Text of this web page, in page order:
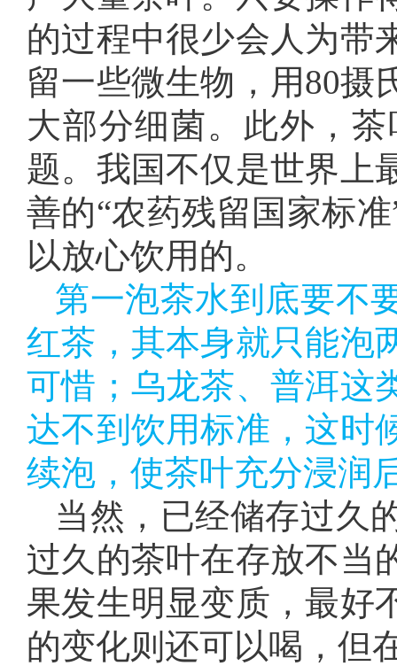
的过程中很少会人为带
留一些微生物，用80摄
大部分细菌。此外，
题。我国不仅是世界上
善的“农药残留国家标
以放心饮用的。
第一泡茶水到底要不
红茶，其本身就只能泡
可惜；乌龙茶、普洱这
达不到饮用标准，这时
续泡，使茶叶充分浸润
当然，已经储存过久
过久的茶叶在存放不当
果发生明显变质，最好
的变化则还可以喝，但